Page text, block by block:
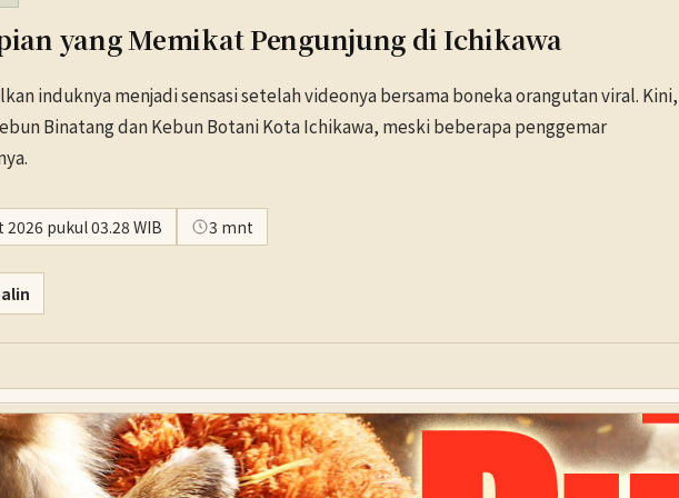
yang Memikat Pengunjung di Ichikawa
induknya menjadi sensasi setelah videonya bersama boneka orangutan viral.
Binatang dan Kebun Botani Kota Ichikawa, meski beberapa penggemar
pukul 03.28 WIB 3 mnt